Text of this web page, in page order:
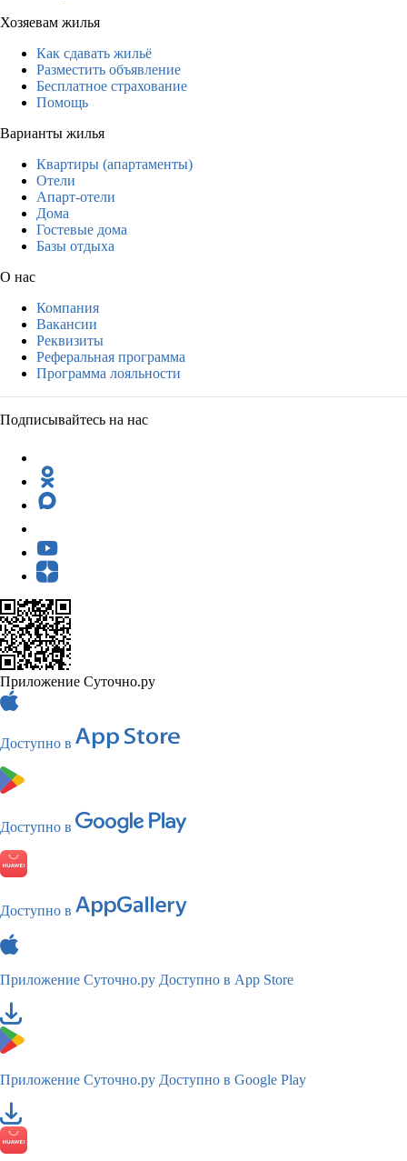
Хозяевам жилья
Как сдавать жильё
Разместить объявление
Бесплатное страхование
Помощь
Варианты жилья
Квартиры (апартаменты)
Отели
Апарт-отели
Дома
Гостевые дома
Базы отдыха
О нас
Компания
Вакансии
Реквизиты
Реферальная программа
Программа лояльности
Подписывайтесь на нас
Приложение Суточно.ру
Доступно в
Доступно в
Доступно в
Приложение Суточно.ру Доступно в App Store
Приложение Суточно.ру Доступно в Google Play